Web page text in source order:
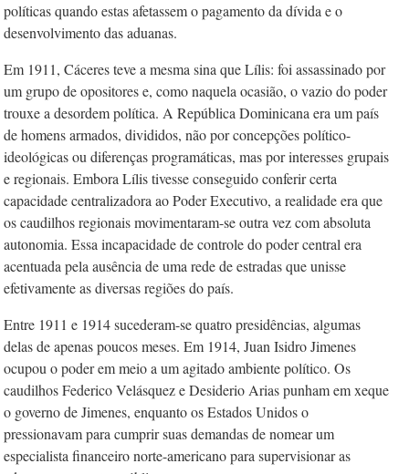
políticas quando estas afetassem o pagamento da dívida e o
desenvolvimento das aduanas.
Em 1911, Cáceres teve a mesma sina que Lílis: foi assassinado por
um grupo de opositores e, como naquela ocasião, o vazio do poder
trouxe a desordem política. A República Dominicana era um país
de homens armados, divididos, não por concepções político-
ideológicas ou diferenças programáticas, mas por interesses grupais
e regionais. Embora Lílis tivesse conseguido conferir certa
capacidade centralizadora ao Poder Executivo, a realidade era que
os caudilhos regionais movimentaram-se outra vez com absoluta
autonomia. Essa incapacidade de controle do poder central era
acentuada pela ausência de uma rede de estradas que unisse
efetivamente as diversas regiões do país.
Entre 1911 e 1914 sucederam-se quatro presidências, algumas
delas de apenas poucos meses. Em 1914, Juan Isidro Jimenes
ocupou o poder em meio a um agitado ambiente político. Os
caudilhos Federico Velásquez e Desiderio Arias punham em xeque
o governo de Jimenes, enquanto os Estados Unidos o
pressionavam para cumprir suas demandas de nomear um
especialista financeiro norte-americano para supervisionar as